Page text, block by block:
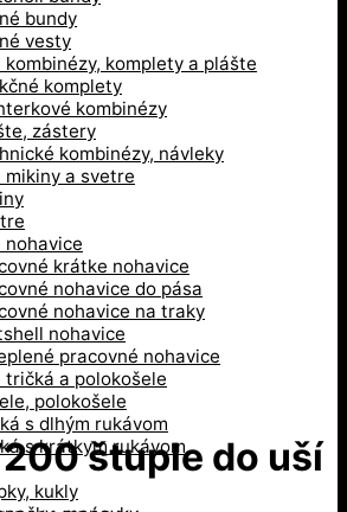
bundy
vesty
kombinézy, komplety a plášte
komplety
kombinézy
zástery
kombinézy, návleky
mikiny a svetre
nohavice
krátke nohavice
nohavice do pása
nohavice na traky
nohavice
pracovné nohavice
tričká a polokošele
polokošele
s dlhým rukávom
s krátkym rukávom
kukly
štuple do uší